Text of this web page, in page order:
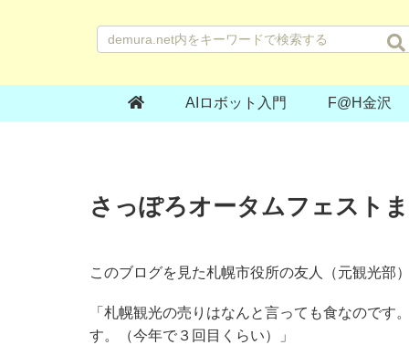
AIロボット入門 F@H金沢
さっぽろオータムフェスト
このブログを見た札幌市役所の友人（元観光部
「札幌観光の売りはなんと言っても食なのです
す。（今年で３回目くらい）」